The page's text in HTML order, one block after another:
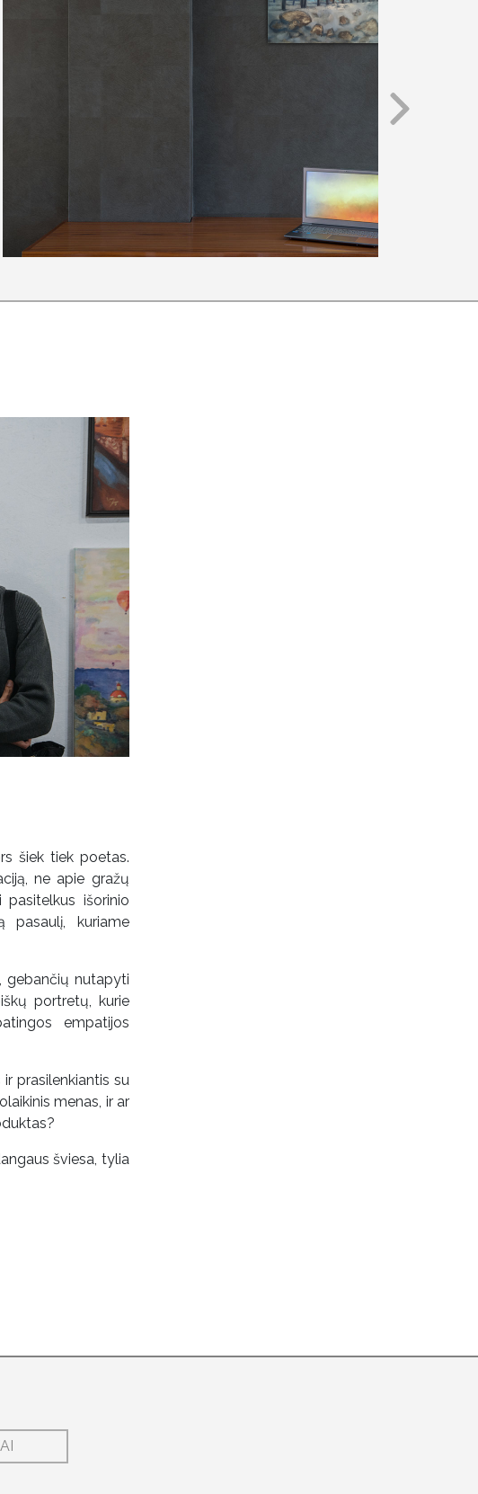
šiek tiek poetas.
ne apie gražų
išorinio
kuriame
gebančių nutapyti
portretų, kurie
empatijos
prasilenkiantis su
menas, ir ar
šviesa, tylia